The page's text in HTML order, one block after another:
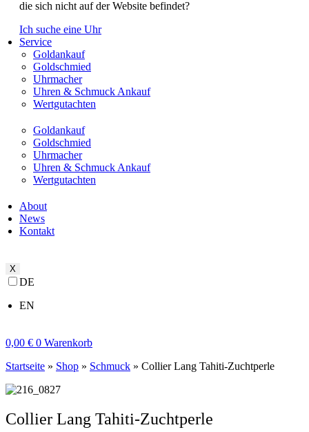
die sich nicht auf der Website befindet?
Ich suche eine Uhr
Service
Goldankauf
Goldschmied
Uhrmacher
Uhren & Schmuck Ankauf
Wertgutachten
Goldankauf
Goldschmied
Uhrmacher
Uhren & Schmuck Ankauf
Wertgutachten
About
News
Kontakt
X
DE
EN
0,00 € 0 Warenkorb
Startseite » Shop » Schmuck » Collier Lang Tahiti-Zuchtperle
Collier Lang Tahiti-Zuchtperle